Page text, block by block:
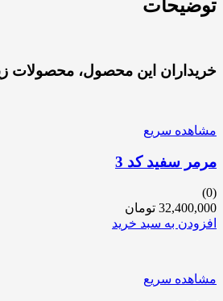
توضیحات
خریداران این محصول، محصولات
مشاهده سریع
مرمر سفید کد 3
(0)
32,400,000 تومان
افزودن به سبد خرید
مشاهده سریع